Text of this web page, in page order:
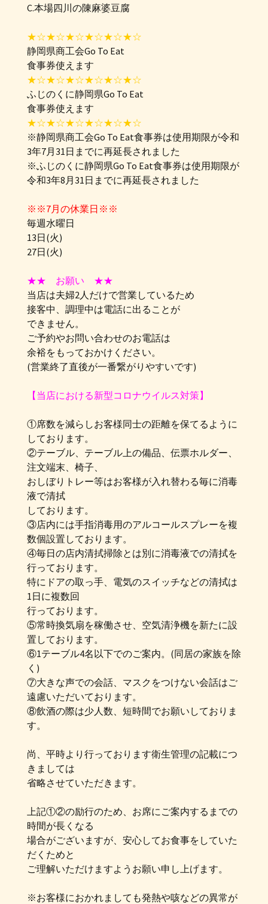
C.本場四川の陳麻婆豆腐
★☆★☆★☆★☆★☆★☆
静岡県商工会Go To Eat
食事券使えます
★☆★☆★☆★☆★☆★☆
ふじのくに静岡県Go To Eat
食事券使えます
★☆★☆★☆★☆★☆★☆
※静岡県商工会Go To Eat食事券は使用期限が令和
3年7月31日までに再延長されました
※ふじのくに静岡県Go To Eat食事券は使用期限が
令和3年8月31日までに再延長されました
※※7月の休業日※※
毎週水曜日
13日(火)
27日(火)
★★ お願い ★★
当店は夫婦2人だけで営業しているため
接客中、調理中は電話に出ることが
できません。
ご予約やお問い合わせのお電話は
余裕をもっておかけください。
(営業終了直後が一番繋がりやすいです)
【当店における新型コロナウイルス対策】
①席数を減らしお客様同士の距離を保てるように
しております。
②テーブル、テーブル上の備品、伝票ホルダー、
注文端末、椅子、
おしぼりトレー等はお客様が入れ替わる毎に消毒
液で清拭
しております。
③店内には手指消毒用のアルコールスプレーを複
数個設置しております。
④毎日の店内清拭掃除とは別に消毒液での清拭を
行っております。
特にドアの取っ手、電気のスイッチなどの清拭は
1日に複数回
行っております。
⑤常時換気扇を稼働させ、空気清浄機を新たに設
置しております。
⑥1テーブル4名以下でのご案内。(同居の家族を除
く)
⑦大きな声での会話、マスクをつけない会話はご
遠慮いただいております。
⑧飲酒の際は少人数、短時間でお願いしておりま
す。
尚、平時より行っております衛生管理の記載につ
きましては
省略させていただきます。
上記①②の励行のため、お席にご案内するまでの
時間が長くなる
場合がございますが、安心してお食事をしていた
だくためと
ご理解いただけますようお願い申し上げます。
※お客様におかれましても発熱や咳などの異常が